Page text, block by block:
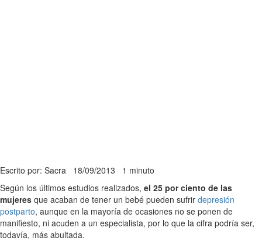
Escrito por: Sacra 18/09/2013 1 minuto
Según los últimos estudios realizados, el 25 por ciento de las
mujeres que acaban de tener un bebé pueden sufrir depresión
postparto, aunque en la mayoría de ocasiones no se ponen de
manifiesto, ni acuden a un especialista, por lo que la cifra podría ser,
todavía, más abultada.